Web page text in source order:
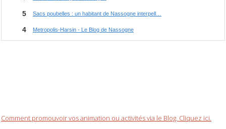
Comment promouvoir vos animation ou activités via le Blog. Cliquez ici.